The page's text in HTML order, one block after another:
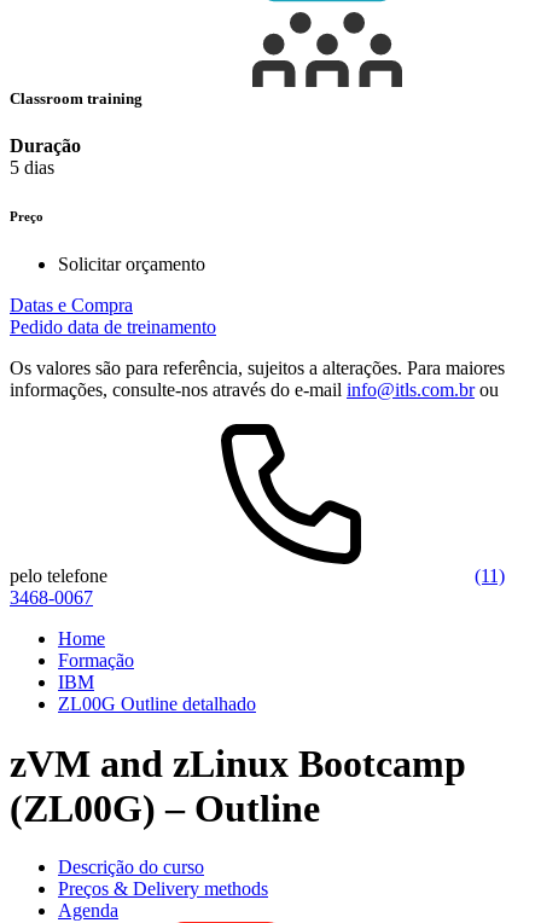
Classroom training
Duração
5 dias
Preço
Solicitar orçamento
Datas e Compra
Pedido data de treinamento
Os valores são para referência, sujeitos a alterações. Para maiores
informações, consulte-nos através do e-mail info@itls.com.brou
pelo telefone
(11)
3468-0067
Home
Formação
IBM
ZL00G Outline detalhado
zVM and zLinux Bootcamp
(ZL00G) – Outline
Descrição do curso
Preços & Delivery methods
Agenda